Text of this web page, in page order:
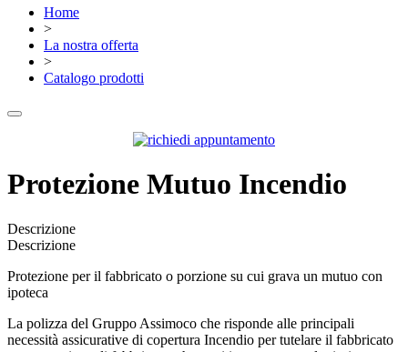
Home
>
La nostra offerta
>
Catalogo prodotti
Protezione Mutuo Incendio
Descrizione
Descrizione
Protezione per il fabbricato o porzione su cui grava un mutuo con
ipoteca
La polizza del Gruppo Assimoco che risponde alle principali
necessità assicurative di copertura Incendio per tutelare il fabbricato